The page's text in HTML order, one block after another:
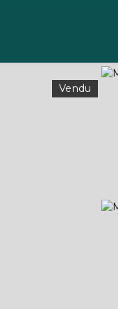
Vendre Gérer
Vendu